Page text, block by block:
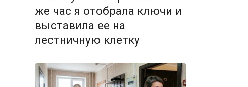
же час я отобрала ключи и
выставила ее на
лестничную клетку